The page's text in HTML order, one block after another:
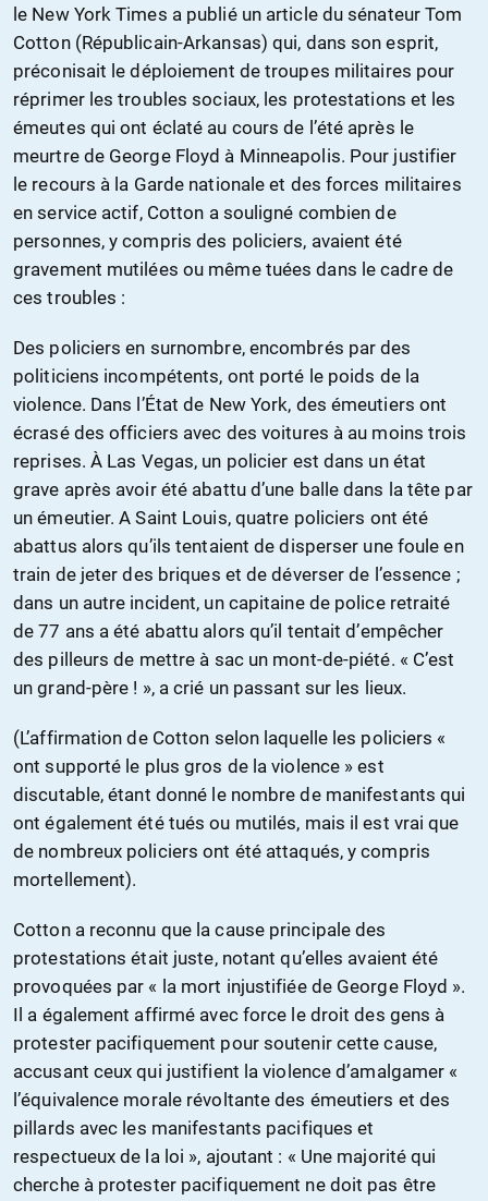
le New York Times a publié un article du sénateur Tom
Cotton (Républicain-Arkansas) qui, dans son esprit,
préconisait le déploiement de troupes militaires pour
réprimer les troubles sociaux, les protestations et les
émeutes qui ont éclaté au cours de l’été après le
meurtre de George Floyd à Minneapolis. Pour justifier
le recours à la Garde nationale et des forces militaires
en service actif, Cotton a souligné combien de
personnes, y compris des policiers, avaient été
gravement mutilées ou même tuées dans le cadre de
ces troubles :
Des policiers en surnombre, encombrés par des
politiciens incompétents, ont porté le poids de la
violence. Dans l’État de New York, des émeutiers ont
écrasé des officiers avec des voitures à au moins trois
reprises. À Las Vegas, un policier est dans un état
grave après avoir été abattu d’une balle dans la tête par
un émeutier. A Saint Louis, quatre policiers ont été
abattus alors qu’ils tentaient de disperser une foule en
train de jeter des briques et de déverser de l’essence ;
dans un autre incident, un capitaine de police retraité
de 77 ans a été abattu alors qu’il tentait d’empêcher
des pilleurs de mettre à sac un mont-de-piété. « C’est
un grand-père ! », a crié un passant sur les lieux.
(L’affirmation de Cotton selon laquelle les policiers «
ont supporté le plus gros de la violence » est
discutable, étant donné le nombre de manifestants qui
ont également été tués ou mutilés, mais il est vrai que
de nombreux policiers ont été attaqués, y compris
mortellement).
Cotton a reconnu que la cause principale des
protestations était juste, notant qu’elles avaient été
provoquées par « la mort injustifiée de George Floyd ».
Il a également affirmé avec force le droit des gens à
protester pacifiquement pour soutenir cette cause,
accusant ceux qui justifient la violence d’amalgamer «
l’équivalence morale révoltante des émeutiers et des
pillards avec les manifestants pacifiques et
respectueux de la loi », ajoutant : « Une majorité qui
cherche à protester pacifiquement ne doit pas être